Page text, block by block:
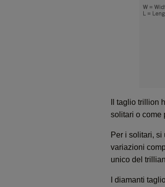
Il taglio trillion
solitari o come
Per i solitari,
variazioni
unico del
I diamanti